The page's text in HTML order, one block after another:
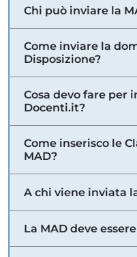
Chi può inviare la
Come inviare la
Disposizione?
Cosa devo fare per
Docenti.it?
Come inserisco le
MAD?
A chi viene inviata
La MAD deve